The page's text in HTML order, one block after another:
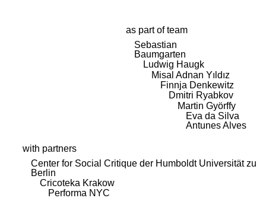
as part of team
Sebastian
Baumgarten
Ludwig Haugk
Misal Adnan Yıldız
Finnja Denkewitz
Dmitri Ryabkov
Martin Györffy
Eva da Silva
Antunes Alves
with partners
Center for Social Critique der Humboldt Universität zu
Berlin
Cricoteka Krakow
Performa NYC